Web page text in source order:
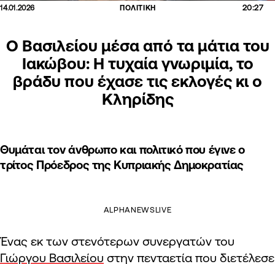
14.01.2026 ΠΟΛΙΤΙΚΗ 20:27
Ο Βασιλείου μέσα από τα μάτια του
Ιακώβου: Η τυχαία γνωριμία, το
βράδυ που έχασε τις εκλογές κι ο
Κληρίδης
Θυμάται τον άνθρωπο και πολιτικό που έγινε ο
τρίτος Πρόεδρος της Κυπριακής Δημοκρατίας
ALPHANEWSLIVE
Ένας εκ των στενότερων συνεργατών του
Γιώργου Βασιλείου στην πενταετία που διετέλεσε